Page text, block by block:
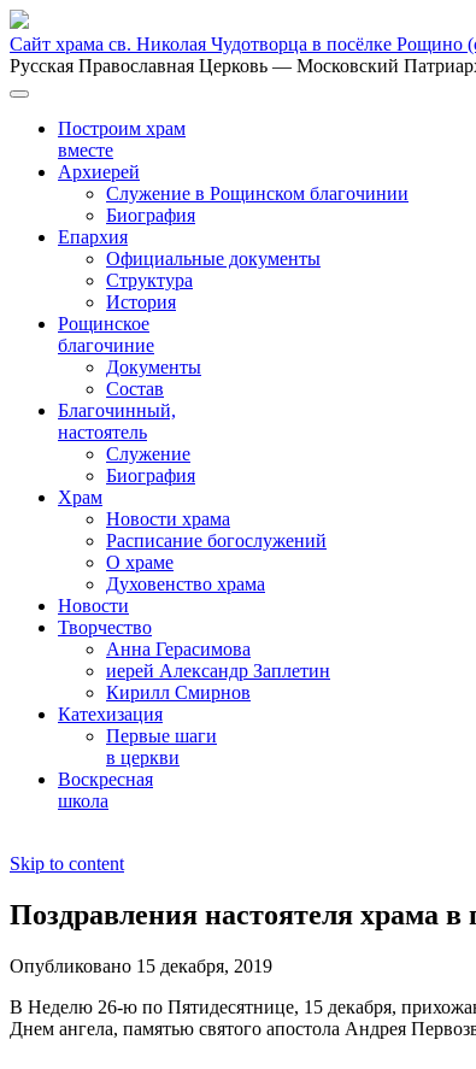
Сайт храма св. Николая Чудотворца в посёлке Рощино
Русская Православная Церковь — Московский
Построим храм
вместе
Архиерей
Служение в Рощинском благочинии
Биография
Епархия
Официальные документы
Структура
История
Рощинское
благочиние
Документы
Состав
Благочинный,
настоятель
Служение
Биография
Храм
Новости храма
Расписание богослужений
О храме
Духовенство храма
Новости
Творчество
Анна Герасимова
иерей Александр Заплетин
Кирилл Смирнов
Катехизация
Первые шаги
в церкви
Воскресная
школа
Skip to content
Поздравления настоятеля храма в
Опубликовано 15 декабря, 2019
В Неделю 26-ю по Пятидесятнице, 15 декабря,
Днем ангела, памятью святого апостола Андрея